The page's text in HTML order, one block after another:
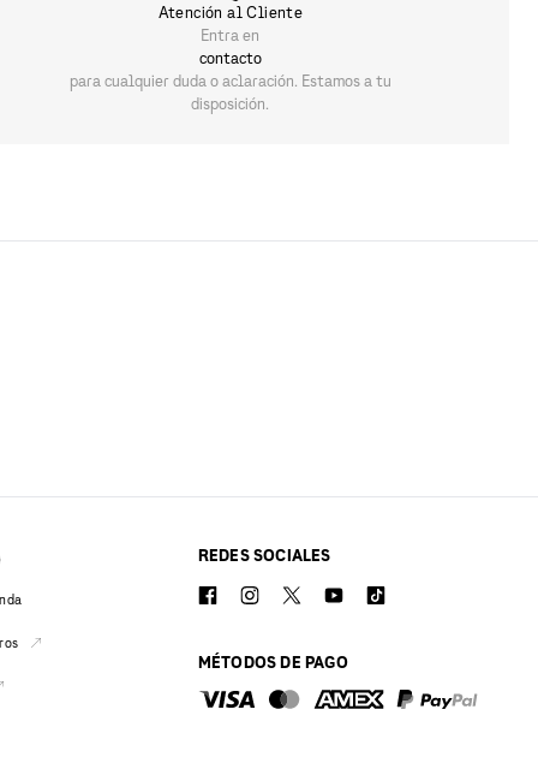
Atención al Cliente
Entra en
contacto
para cualquier duda o aclaración. Estamos a tu
disposición.
REDES SOCIALES
MÉTODOS DE PAGO